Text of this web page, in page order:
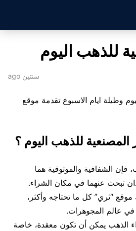
للذهب اليوم
سنتين ago
وطيلة ايام الاسبوع تقدمة موقع
للذهب اليوم ؟
فإن الشفافية والموثوقية هما
تبحث عنهما في مكان الشراء.
“ثري” كل ما تحتاجه وأكثر،
في عالم المجوهرات.
الذهب يمكن أن تكون معقدة، خاصة